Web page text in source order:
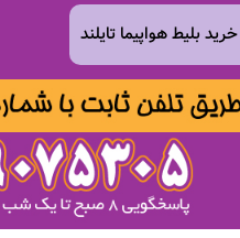
بلیط هواپیما تایلند